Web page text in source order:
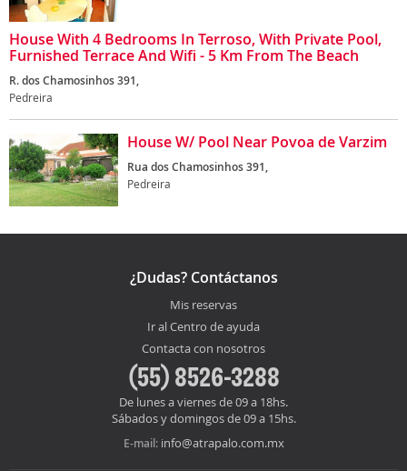
House With 4 Bedrooms In Terroso, With Private Pool,
Furnished Terrace And Wifi - 5 Km From The Beach
R. dos Chamosinhos 391,
Pedreira
House W/ Pool Near Povoa de Varzim
Rua dos Chamosinhos 391,
Pedreira
¿Dudas? Contáctanos
Mis reservas
Ir al Centro de ayuda
Contacta con nosotros
(55) 8526-3288
De lunes a viernes de 09 a 18hs.
Sábados y domingos de 09 a 15hs.
E-mail: info@atrapalo.com.mx